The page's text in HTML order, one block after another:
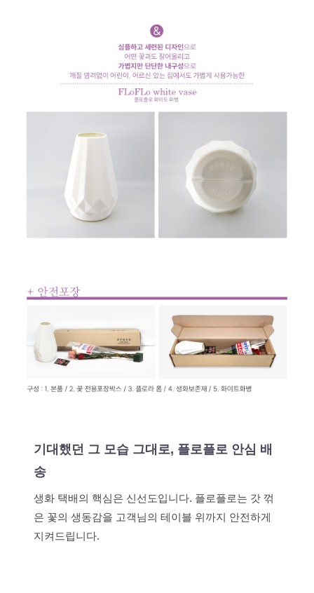
기대했던 그 모습 그대로, 플로플로 안심 배
송
생화 택배의 핵심은 신선도입니다. 플로플로는 갓 꺾
은 꽃의 생동감을 고객님의 테이블 위까지 안전하게
지켜드립니다.